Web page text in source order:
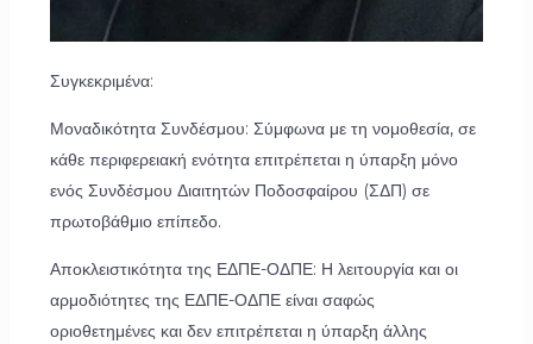
Συγκεκριμένα:
Μοναδικότητα Συνδέσμου: Σύμφωνα με τη νομοθεσία, σε
κάθε περιφερειακή ενότητα επιτρέπεται η ύπαρξη μόνο
ενός Συνδέσμου Διαιτητών Ποδοσφαίρου (ΣΔΠ) σε
πρωτοβάθμιο επίπεδο.
Αποκλειστικότητα της ΕΔΠΕ-ΟΔΠΕ: Η λειτουργία και οι
αρμοδιότητες της ΕΔΠΕ-ΟΔΠΕ είναι σαφώς
οριοθετημένες και δεν επιτρέπεται η ύπαρξη άλλης